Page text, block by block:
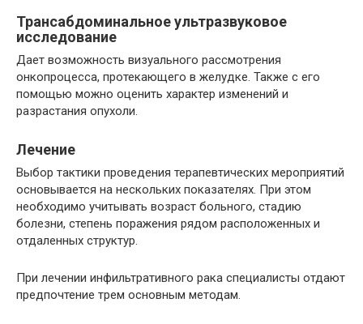
Трансабдоминальное ультразвуковое
исследование
Дает возможность визуального рассмотрения
онкопроцесса, протекающего в желудке. Также с его
помощью можно оценить характер изменений и
разрастания опухоли.
Лечение
Выбор тактики проведения терапевтических мероприятий
основывается на нескольких показателях. При этом
необходимо учитывать возраст больного, стадию
болезни, степень поражения рядом расположенных и
отдаленных структур.
При лечении инфильтративного рака специалисты отдают
предпочтение трем основным методам.